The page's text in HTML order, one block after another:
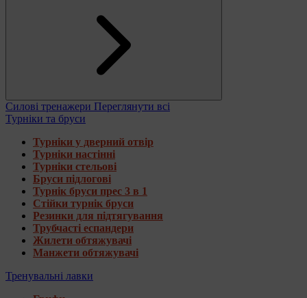
Силові тренажери Переглянути всі
Турніки та бруси
Турніки у дверний отвір
Турніки настінні
Турніки стельові
Бруси підлогові
Турнік бруси прес 3 в 1
Стійки турнік бруси
Резинки для підтягування
Трубчасті еспандери
Жилети обтяжувачі
Манжети обтяжувачі
Тренувальні лавки